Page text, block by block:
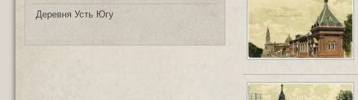
Деревня Усть Югу